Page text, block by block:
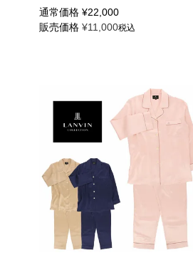
通常価格 ¥22,000
販売価格 ¥11,000税込